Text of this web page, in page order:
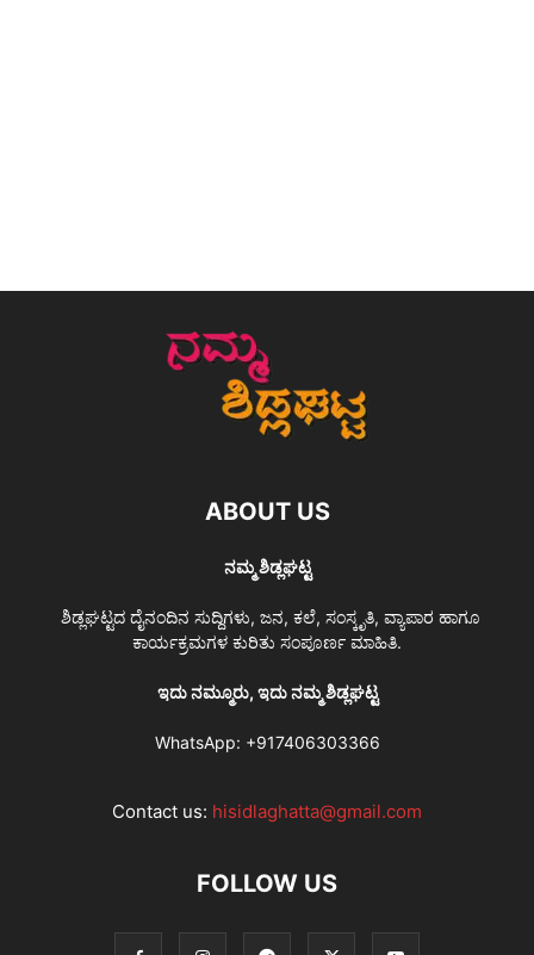
ABOUT US
ನಮ್ಮ ಶಿಡ್ಲಘಟ್ಟ
ಶಿಡ್ಲಘಟ್ಟದ ದೈನಂದಿನ ಸುದ್ದಿಗಳು, ಜನ, ಕಲೆ, ಸಂಸ್ಕೃತಿ, ವ್ಯಾಪಾರ ಹಾಗೂ
ಕಾರ್ಯಕ್ರಮಗಳ ಕುರಿತು ಸಂಪೂರ್ಣ ಮಾಹಿತಿ.
ಇದು ನಮ್ಮೂರು, ಇದು ನಮ್ಮ ಶಿಡ್ಲಘಟ್ಟ
WhatsApp: +917406303366
Contact us: hisidlaghatta@gmail.com
FOLLOW US